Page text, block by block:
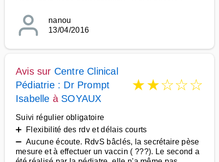
nanou
13/04/2016
Avis sur Centre Clinical
Pédiatrie : Dr Prompt
Isabelle à SOYAUX
★★☆☆☆
Suivi régulier obligatoire
➕ Flexibilité des rdv et délais courts
➖ Aucune écoute. RdvS bâclés, la secrétaire pèse
mesure et à effectuer un vaccin ( ???). Le second a